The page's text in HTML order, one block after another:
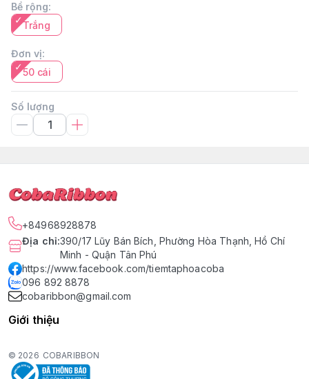
Bề rộng:
Trắng
Đơn vị:
50 cái
Số lượng
+84968928878
Địa chỉ:390/17 Lũy Bán Bích, Phường Hòa Thạnh, Hồ Chí
Minh - Quận Tân Phú
https://www.facebook.com/tiemtaphoacoba
096 892 8878
cobaribbon@gmail.com
Giới thiệu
© 2026 COBARIBBON